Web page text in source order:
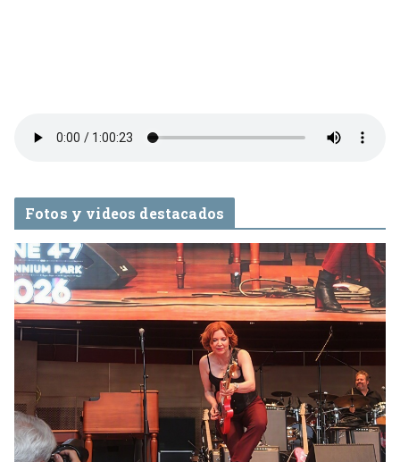
Fotos y videos destacados